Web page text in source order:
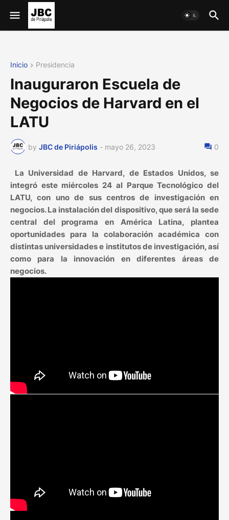
Inicio Presidencia
Inauguraron Escuela de
Negocios de Harvard en el
LATU
by JBC de Piriápolis - mayo 26, 2023 0
La Universidad de Harvard, de Estados Unidos, se
integró este miércoles 24 al Parque Tecnológico del
LATU, con uno de sus centros de investigación en
negocios. La instalación del dispositivo, que será la sede
central del programa en América Latina, plantea
oportunidades para la colaboración académica con
distintas universidades e institutos de investigación, así
como para la innovación en diferentes áreas de
negocios.